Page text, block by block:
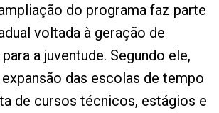
do programa faz parte
voltada à geração de
a juventude. Segundo ele,
das escolas de tempo
de cursos técnicos, estágios e